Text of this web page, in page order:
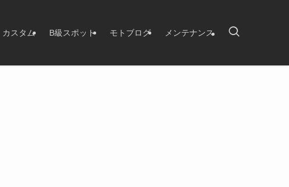
カスタム B級スポット モトブログ メンテナンス